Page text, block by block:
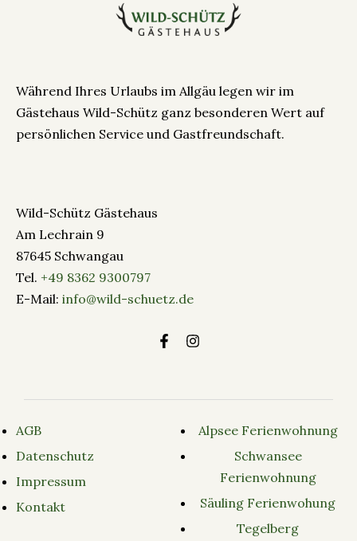
Während Ihres Urlaubs im Allgäu legen wir im
Gästehaus Wild-Schütz ganz besonderen Wert auf
persönlichen Service und Gastfreundschaft.
Wild-Schütz Gästehaus
Am Lechrain 9
87645 Schwangau
Tel. +49 8362 9300797
E-Mail: info@wild-schuetz.de
AGB
Datenschutz
Impressum
Kontakt
Alpsee Ferienwohnung
Schwansee
Ferienwohnung
Säuling Ferienwohung
Tegelberg